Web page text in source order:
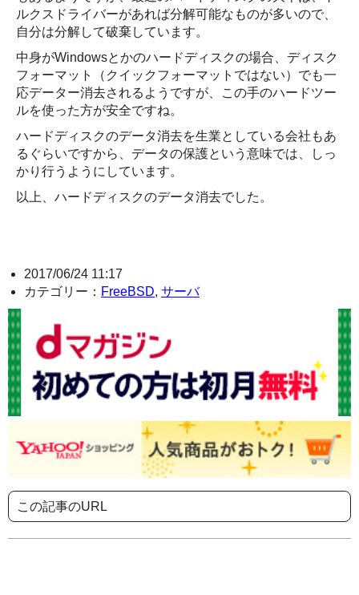
ルクスドライバーがあれば分解可能なものが多いので、
自分は分解して破棄しています。
中身がWindowsとかのハードディスクの場合、ディスク
フォーマット（クイックフォーマットではない）でも一
応データー消去されるようですが、この手のハードツー
ルを使った方が安全ですね。
ハードディスクのデータ消去を生業としている会社もあ
るぐらいですから、データの保護という意味では、しっ
かり行うようにしています。
以上、ハードディスクのデータ消去でした。
2017/06/24 11:17
カテゴリー： FreeBSD, サーバ
この記事のURL